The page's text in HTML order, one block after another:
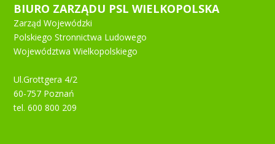
BIURO ZARZĄDU PSL WIELKOPOLSKA
Zarząd Wojewódzki
Polskiego Stronnictwa Ludowego
Województwa Wielkopolskiego
Ul.Grottgera 4/2
60-757 Poznań
tel. 600 800 209